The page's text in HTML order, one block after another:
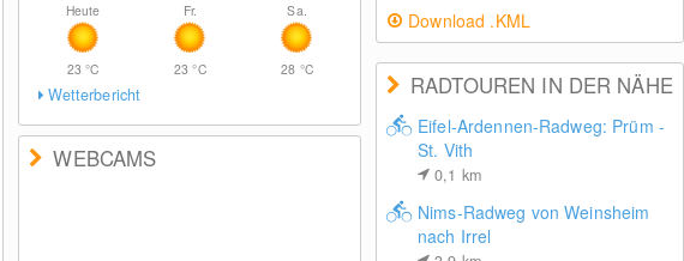
Download .KML
RADTOUREN IN DER NÄHE
Eifel-Ardennen-Radweg: Prüm -
St. Vith
0,1 km
Nims-Radweg von Weinsheim
nach Irrel
Heute
23°C
Fr.
23°C
Sa.
28 °C
Wetterbericht
WEBCAMS